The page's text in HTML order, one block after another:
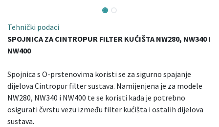
Tehnički podaci
SPOJNICA ZA CINTROPUR FILTER KUĆIŠTA NW280, NW340 I
NW400
Spojnica s O-prstenovima koristi se za sigurno spajanje
dijelova Cintropur filter sustava. Namijenjena je za modele
NW280, NW340 i NW400 te se koristi kada je potrebno
osigurati čvrstu vezu između filter kućišta i ostalih dijelova
sustava.